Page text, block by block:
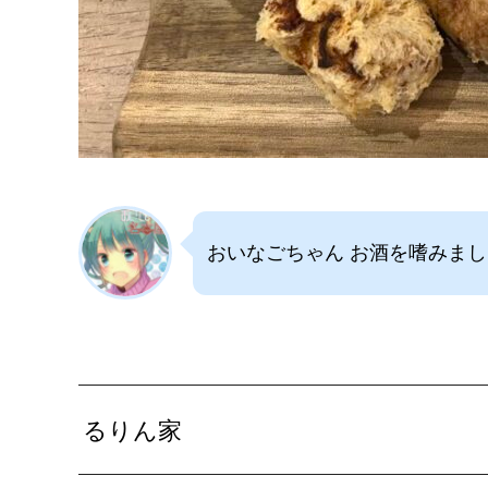
おいなごちゃん お酒を嗜みま
るりん家